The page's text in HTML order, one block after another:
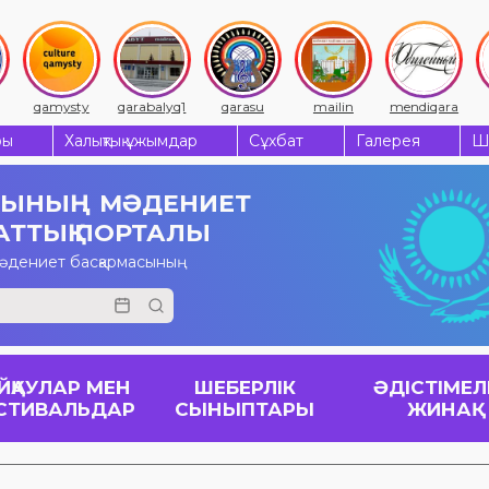
qamysty qarabalyq1 qarasu mailin mendiqara
Халықтық ұжымдар Сұхбат Галерея
МӘДЕНИЕТ
ПОРТАЛЫ
басқармасының
МЕН
ШЕБЕРЛІК
СЫНЫПТАРЫ
ЖИНАҚ